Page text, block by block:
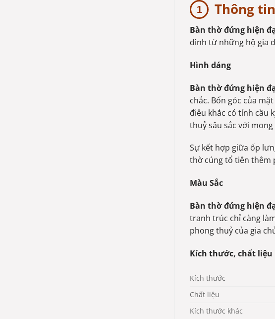
Thông
Bàn thờ đứng hiện
đình từ những hộ gia
Hình dáng
Bàn thờ đứng hiện
chắc. Bốn góc của
điêu khắc có tính cầu
thuỷ sâu sắc với
Sự kết hợp giữa ốp
thờ cúng tổ tiên thêm
Màu Sắc
Bàn thờ đứng hiện
tranh trúc chỉ càng
phong thuỷ của gia
Kích thước, chất liệu
Kích thước
Chất liệu
Kích thước khác